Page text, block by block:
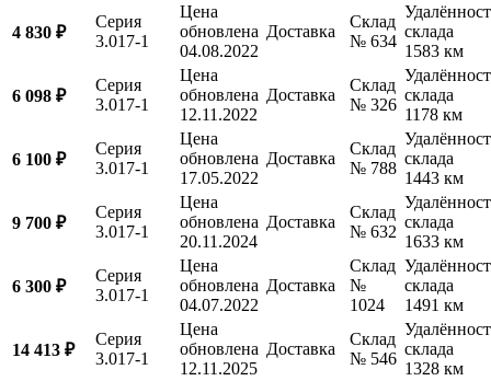
4 830 ₽
Серия
3.017-1
Цена
обновлена
04.08.2022
Доставка
Склад
№ 634
склада
1583 км
6 098 ₽
Серия
3.017-1
Цена
обновлена
12.11.2022
Доставка
Склад
№ 326
склада
1178 км
6 100 ₽
Серия
3.017-1
Цена
обновлена
17.05.2022
Доставка
Склад
№ 788
склада
1443 км
9 700 ₽
Серия
3.017-1
Цена
обновлена
20.11.2024
Доставка
Склад
№ 632
склада
1633 км
6 300 ₽
Серия
3.017-1
Цена
обновлена
04.07.2022
Доставка
Склад
№
1024
склада
1491 км
14 413 ₽
Серия
3.017-1
Цена
обновлена
12.11.2025
Доставка
Склад
№ 546
склада
1328 км